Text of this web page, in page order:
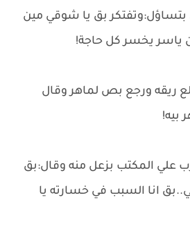
بق يا شوقي مين
ياسر يخسر كل حاجة!
ريقه ورجع بص لماهر وقال
بيه!
علي المكتب بزعل منه وقال:بق
انا السبب في خسارته يا